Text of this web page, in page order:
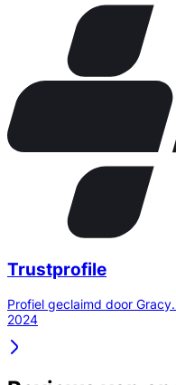
Trustprofile
Profiel geclaimd door
2024